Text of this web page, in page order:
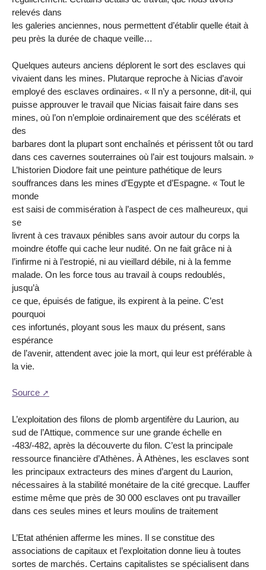
relevés dans
les galeries anciennes, nous permettent d’établir quelle était à
peu près la durée de chaque veille…
Quelques auteurs anciens déplorent le sort des esclaves qui
vivaient dans les mines. Plutarque reproche à Nicias d’avoir
employé des esclaves ordinaires. « Il n’y a personne, dit-il, qui
puisse approuver le travail que Nicias faisait faire dans ses
mines, où l’on n’emploie ordinairement que des scélérats et
des
barbares dont la plupart sont enchaînés et périssent tôt ou tard
dans ces cavernes souterraines où l’air est toujours malsain. »
L’historien Diodore fait une peinture pathétique de leurs
souffrances dans les mines d’Egypte et d’Espagne. « Tout le
monde
est saisi de commisération à l’aspect de ces malheureux, qui
se
livrent à ces travaux pénibles sans avoir autour du corps la
moindre étoffe qui cache leur nudité. On ne fait grâce ni à
l’infirme ni à l’estropié, ni au vieillard débile, ni à la femme
malade. On les force tous au travail à coups redoublés,
jusqu’à
ce que, épuisés de fatigue, ils expirent à la peine. C’est
pourquoi
ces infortunés, ployant sous les maux du présent, sans
espérance
de l’avenir, attendent avec joie la mort, qui leur est préférable à
la vie.
Source
L’exploitation des filons de plomb argentifère du Laurion, au
sud de l’Attique, commence sur une grande échelle en
-483/-482, après la découverte du filon. C’est la principale
ressource financière d’Athènes. À Athènes, les esclaves sont
les principaux extracteurs des mines d’argent du Laurion,
nécessaires à la stabilité monétaire de la cité grecque. Lauffer
estime même que près de 30 000 esclaves ont pu travailler
dans ces seules mines et leurs moulins de traitement
L’Etat athénien afferme les mines. Il se constitue des
associations de capitaux et l’exploitation donne lieu à toutes
sortes de marchés. Certains capitalistes se spécialisent dans